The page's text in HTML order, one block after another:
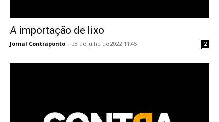
A importação de lixo
Jornal Contraponto - 28 de julho de 2022 11:45 2